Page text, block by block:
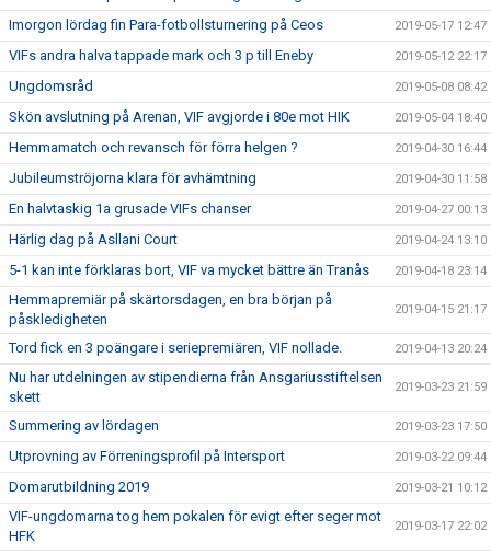
Imorgon lördag fin Para-fotbollsturnering på Ceos 2019-05-17 12:47
VIFs andra halva tappade mark och 3 p till Eneby 2019-05-12 22:17
Ungdomsråd 2019-05-08 08:42
Skön avslutning på Arenan, VIF avgjorde i 80e mot HIK 2019-05-04 18:40
Hemmamatch och revansch för förra helgen ? 2019-04-30 16:44
Jubileumströjorna klara för avhämtning 2019-04-30 11:58
En halvtaskig 1a grusade VIFs chanser 2019-04-27 00:13
Härlig dag på Asllani Court 2019-04-24 13:10
5-1 kan inte förklaras bort, VIF va mycket bättre än Tranås 2019-04-18 23:14
Hemmapremiär på skärtorsdagen, en bra början på
påskledigheten
2019-04-15 21:17
Tord fick en 3 poängare i seriepremiären, VIF nollade. 2019-04-13 20:24
Nu har utdelningen av stipendierna från Ansgariusstiftelsen
skett
2019-03-23 21:59
Summering av lördagen 2019-03-23 17:50
Utprovning av Förreningsprofil på Intersport 2019-03-22 09:44
Domarutbildning 2019 2019-03-21 10:12
VIF-ungdomarna tog hem pokalen för evigt efter seger mot
HFK
2019-03-17 22:02